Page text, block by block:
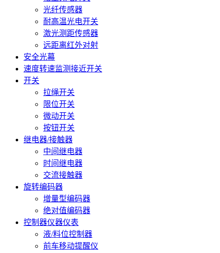
光纤传感器
耐高温光电开关
激光测距传感器
远距离红外对射
安全光幕
速度转速监测接近开关
开关
拉绳开关
限位开关
微动开关
按钮开关
继电器/接触器
中间继电器
时间继电器
交流接触器
旋转编码器
增量型编码器
绝对值编码器
控制器仪器仪表
液/料位控制器
前车移动提醒仪